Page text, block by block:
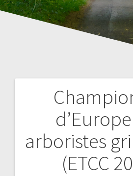
arboristes
(ETCC
Navigation
l’article